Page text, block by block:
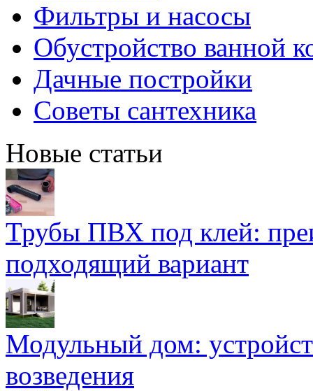
Фильтры и насосы
Обустройство ванной
Дачные постройки
Советы сантехника
Новые статьи
Трубы ПВХ под клей:
подходящий вариант
Модульный дом:
возведения